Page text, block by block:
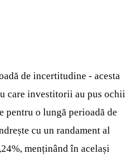
de incertitudine - acesta
care investitorii au pus ochii
pentru o lungă perioadă de
cu un randament al
menținând în același